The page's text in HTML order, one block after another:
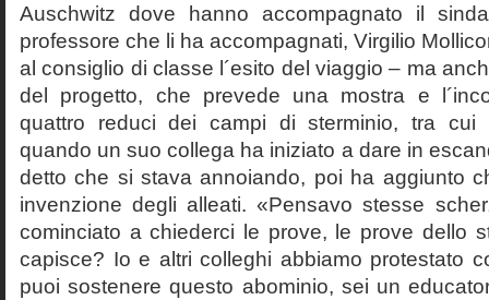
Auschwitz dove hanno accompagnato il
professore che li ha accompagnati, Virgilio
al consiglio di classe l´esito del viaggio – ma
del progetto, che prevede una mostra e
quattro reduci dei campi di sterminio, tra cui
quando un suo collega ha iniziato a dare in
detto che si stava annoiando, poi ha aggiunto
invenzione degli alleati. «Pensavo stesse
cominciato a chiederci le prove, le prove dello
capisce? Io e altri colleghi abbiamo protestato
puoi sostenere questo abominio, sei un